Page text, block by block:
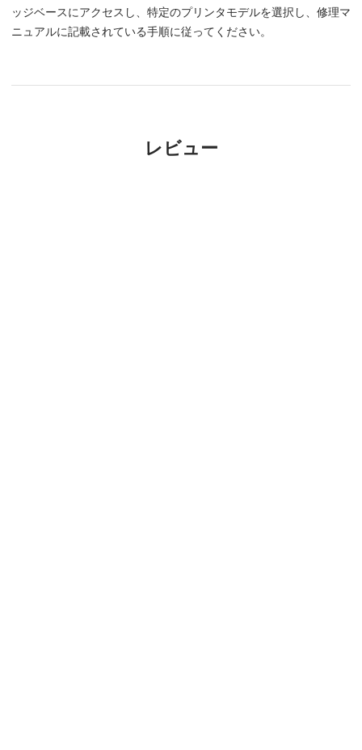
ッジベースにアクセスし、特定のプリンタモデルを選択し、修理マ
ニュアルに記載されている手順に従ってください。
レビュー